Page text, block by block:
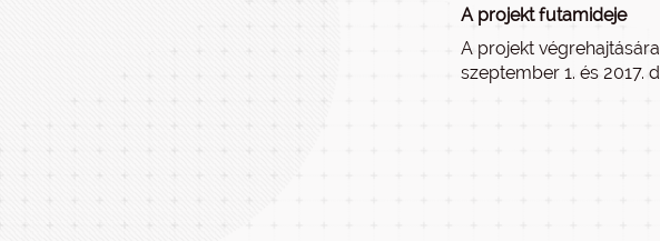
A projekt futamideje
A projekt
szeptember 1. és 2017.